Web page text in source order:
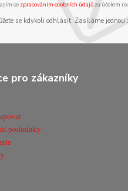
se zpracováním osobních údajůza účelem
se kdykoli odhlásit. Zasíláme jednou
pro zákazníky
podmínky